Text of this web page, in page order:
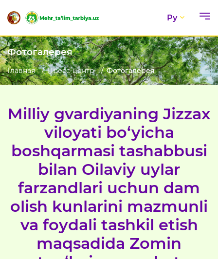
Ру
Фотогалерея
Главная Пресс-центр Фотогалерея
Milliy gvardiyaning Jizzax
viloyati bo‘yicha
boshqarmasi tashabbusi
bilan Oilaviy uylar
farzandlari uchun dam
olish kunlarini mazmunli
va foydali tashkil etish
maqsadida Zomin